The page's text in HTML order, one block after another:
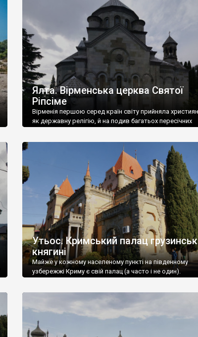
називаються «повстяками» (postaki)…” “Вино. Крим
виробляє відмінне вино і його вдосталь: воно все
легке біле і дуже […]
Ялта. Вірменська церква Святої
Ріпсіме
Вірменія першою серед країн світу прийняла
як державну релігію, й на подив багатьох пересічних
Утьос. Кримський палац
княгині
Майже у кожному населеному пункті на південному
узбережжі Криму є свій палац (а часто і не один).